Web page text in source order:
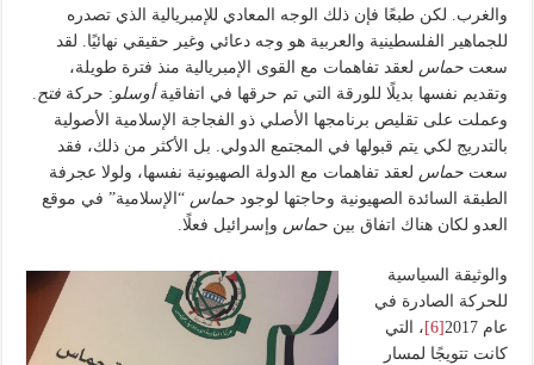
والغرب. لكن طبعًا فإن ذلك الوجه المعادي للإمبريالية الذي تصدره
للجماهير الفلسطينية والعربية هو وجه دعائي وغير حقيقي نهائيًا. لقد
سعتحماس لعقد تفاهمات مع القوى الإمبريالية منذ فترة طويلة،
وتقديم نفسها بديلًا للورقة التي تم حرقها في اتفاقية أوسلو: حركةفتح.
وعملت على تقليص برنامجها الأصلي ذو الفجاجة الإسلامية الأصولية
بالتدريج لكي يتم قبولها في المجتمع الدولي. بل الأكثر من ذلك، فقد
سعتحماس لعقد تفاهمات مع الدولة الصهيونية نفسها، ولولا عجرفة
الطبقة السائدة الصهيونية وحاجتها لوجودحماس “الإسلامية” في موقع
العدو لكان هناك اتفاق بينحماس وإسرائيل فعلًا.
والوثيقة السياسية
للحركة الصادرة في
عام 2017
[6]
، التي
كانت تتويجًا لمسار